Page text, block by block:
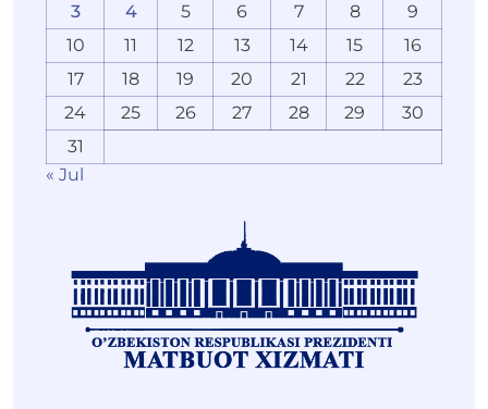
3
4 5 6 7 8
9
10
11 12 13 14 15
16
17
18 19 20 21 22
23
24
25 26 27 28 29
30
31
« Jul